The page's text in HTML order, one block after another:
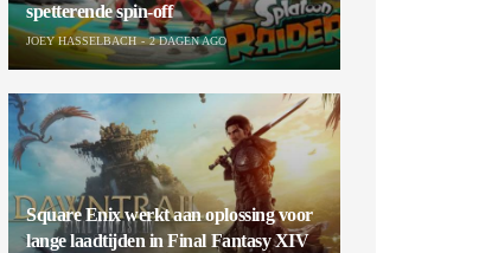
spetterende spin-off
JOEY HASSELBACH 2 DAGEN AGO
Square Enix werkt aan oplossing voor
lange laadtijden in Final Fantasy XIV